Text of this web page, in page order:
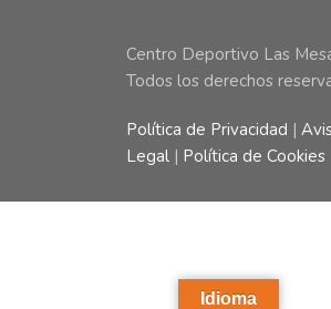
Centro Deportivo Las
Todos los derechos
Política de Privacidad |
Legal | Política de Cookies
Idioma